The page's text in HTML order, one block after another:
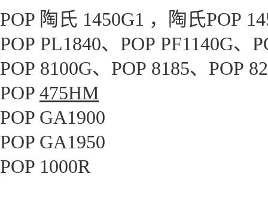
POP 陶氏 1450G1 ，陶氏POP
POP PL1840、POP PF1140G、
POP 8100G、POP 8185、POP
POP 475HM
POP GA1900
POP GA1950
POP 1000R